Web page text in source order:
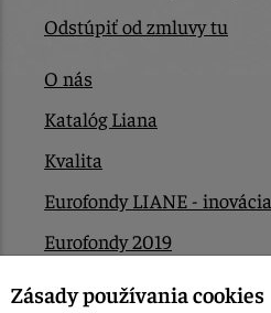
Odstúpiť od zmluvy tu
O nás
Katalóg Liana
Kvalita
Eurofondy LIANE - inovácia
Eurofondy 2019
Eurofondy 2022/2023
Zásady používania cookies